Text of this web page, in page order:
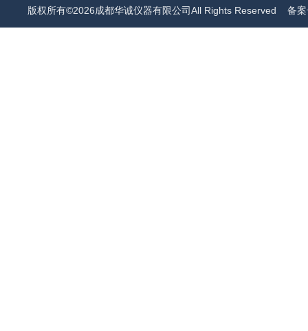
版权所有©2026成都华诚仪器有限公司All Rights Reserved 备